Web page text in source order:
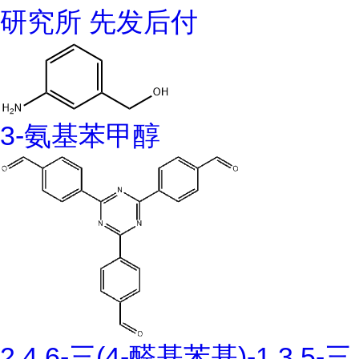
研究所 先发后付
3-氨基苯甲醇